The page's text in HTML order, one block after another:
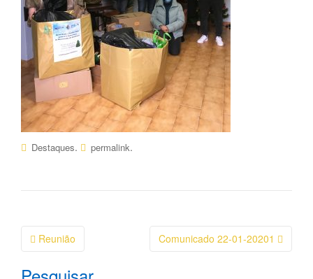
Destaques. permalink.
Navegação
Reunião Comunicado 22-01-20201